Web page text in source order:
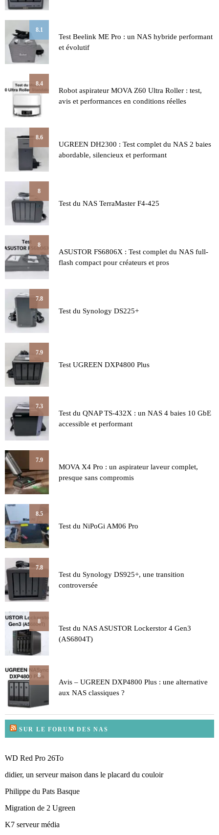
8.1
Test Beelink ME Pro : un NAS hybride performant
et évolutif
8.4
Robot aspirateur MOVA Z60 Ultra Roller : test,
avis et performances en conditions réelles
8.6
UGREEN DH2300 : Test complet du NAS 2 baies
abordable, silencieux et performant
8
Test du NAS TerraMaster F4-425
8
ASUSTOR FS6806X : Test complet du NAS full-
flash compact pour créateurs et pros
7.8
Test du Synology DS225+
7.9
Test UGREEN DXP4800 Plus
7.3
Test du QNAP TS-432X : un NAS 4 baies 10 GbE
accessible et performant
7.9
MOVA X4 Pro : un aspirateur laveur complet,
presque sans compromis
8.5
Test du NiPoGi AM06 Pro
7.8
Test du Synology DS925+, une transition
controversée
8
Test du NAS ASUSTOR Lockerstor 4 Gen3
(AS6804T)
8
Avis – UGREEN DXP4800 Plus : une alternative
aux NAS classiques ?
SUR LE FORUM DES NAS
WD Red Pro 26To
didier, un serveur maison dans le placard du couloir
Philippe du Pats Basque
Migration de 2 Ugreen
K7 serveur média